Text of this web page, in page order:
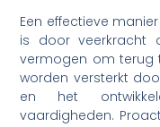
Een effectieve
is door veerkracht
vermogen om terug
worden versterkt
en het
vaardigheden.